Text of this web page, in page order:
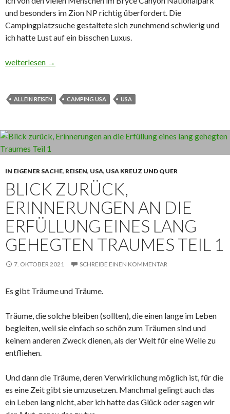
und besonders im Zion NP richtig überfordert. Die
Campingplatzsuche gestaltete sich zunehmend schwierig und
ich hatte Lust auf ein bisschen Luxus.
Quer durch die USA Teil 2 von Las Vegas nach San Francisco
weiterlesen →
ALLEIN REISEN CAMPING USA USA
IN EIGENER SACHE, REISEN, USA, USA KREUZ UND QUER
BLICK ZURÜCK,
ERINNERUNGEN AN DIE
ERFÜLLUNG EINES LANG
GEHEGTEN TRAUMES TEIL 1
7. OKTOBER 2021 SCHREIBE EINEN KOMMENTAR
Es gibt Träume und Träume.
Träume, die solche bleiben (sollten), die einen lange im Leben
begleiten, weil sie einfach so schön zum Träumen sind und
keinem anderen Zweck dienen, als der Welt für eine Weile zu
entfliehen.
Und dann die Träume, deren Verwirklichung möglich ist, für die
es eine Zeit gibt sie umzusetzen. Manchmal gelingt auch das
ein Leben lang nicht, aber ich hatte das Glück oder sagen wir